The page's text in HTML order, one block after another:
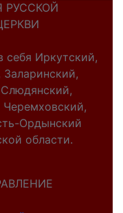
РУССКОЙ
себя Иркутский,
Черемховский,
Ордынский
области.